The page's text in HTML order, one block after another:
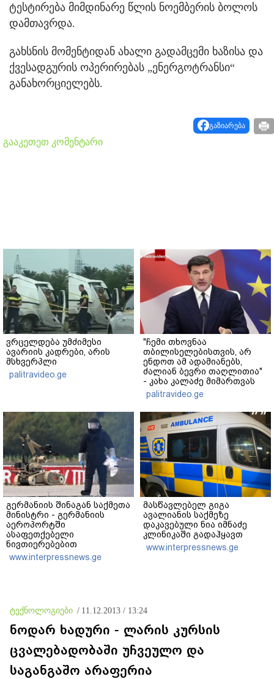
ტესტირება მიმდინარე წლის ნოემბერის ბოლოს
დამთავრდა.
გახსნის მომენტიდან ახალი გადამცემი ხაზისა და
ქვესადგურის ოპერირებას „ენერგოტრანსი“
განახორციელებს.
გაზიარება
გააკეთეთ კომენტარი
ვრცელდება უმძიმესი
ავარიის კადრები, არის
მსხვერპლი
palitravideo.ge
"ჩემი თხოვნაა
თბილისელებისთვის, არ
ენდოთ ამ ადამიანებს,
ძალიან ბევრი თაღლითია"
- კახა კალაძე მიმართვას
ავრცელებს
palitravideo.ge
გერმანიის შინაგან საქმეთა
მინისტრი - გერმანიის
აეროპორტში
ასაფეთქებელი
ნივთიერებებით
დატვირთული დრონის
აღმოჩენა საფრთხის ახალ
www.interpressnews.ge
მასწავლებელ გიგა
ავალიანის საქმეზე
დაკავებული ნია იმნაძე
კლინიკაში გადაჰყავთ
www.interpressnews.ge
ტექნოლოგიები / 11.12.2013 / 13:24
ნოდარ ხადური - ლარის კურსის
ცვალებადობაში უჩვეულო და
საგანგაშო არაფერია